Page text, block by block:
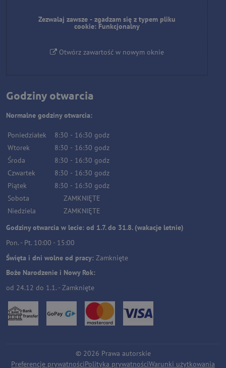
Zezwalaj zawsze - zgadzam się z typem pliku
cookie: Funkcjonalny
Otwórz zawartość w nowym oknie
Godziny otwarcia
Normalne godziny otwarcia:
Poniedziałek 8:30 - 16:30 godz
Wtorek
8:30 - 16:30 godz
Środa
8:30 - 16:30 godz
Czwartek
8:30 - 16:30 godz
Piątek
8:30 - 16:30 godz
Sobota
ZAMKNIĘTE
Niedziela
ZAMKNIĘTE
Godziny otwarcia w lecie: od 1.7. do 31.8. (wakacje letnie)
Pon. - Pt. 10:00 - 15:00
Święta i dni wolne od pracy: Zamknięte
Boże Narodzenie i Nowy Rok:
od 24.12 do 1.1. - Zamknięte
© 2026 Prawa autorskie
Preferencje prywatnościPolityka prywatnościWarunki użytkowania